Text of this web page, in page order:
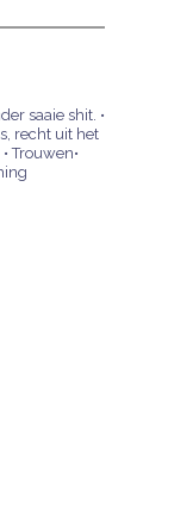
saaie shit. •
recht uit het
• Trouwen•